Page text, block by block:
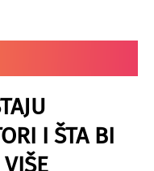
I ŠTA BI